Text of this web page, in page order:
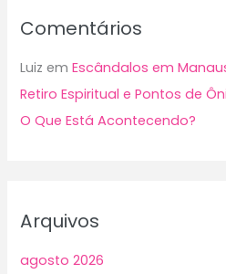
Comentários
Luiz emEscândalos em
Retiro Espiritual e Pontos de
O Que Está Acontecendo?
Arquivos
agosto 2026